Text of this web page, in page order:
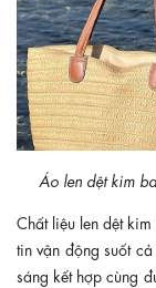
Áo len dệt kim
Chất liệu len dệt
tin vận động suốt
sáng kết hợp cùng